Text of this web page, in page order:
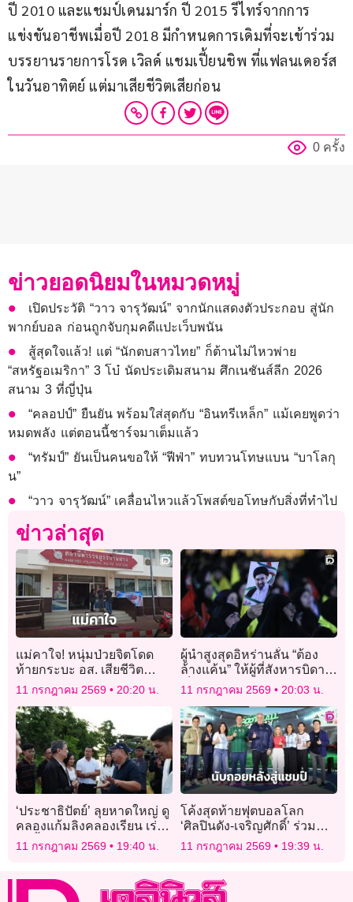
ปี 2010 และแชมป์เดนมาร์ก ปี 2015 รีไทร์จากการ
แข่งขันอาชีพเมื่อปี 2018 มีกำหนดการเดิมที่จะเข้าร่วม
บรรยานรายการโรด เวิลด์ แชมเปี้ยนชิพ ที่แฟลนเดอร์ส
ในวันอาทิตย์ แต่มาเสียชีวิตเสียก่อน
0 ครั้ง
ข่าวยอดนิยมในหมวดหมู่
เปิดประวัติ “วาว จารุวัฒน์” จากนักแสดงตัวประกอบ สู่นัก
พากย์บอล ก่อนถูกจับกุมคดีแปะเว็บพนัน
สู้สุดใจแล้ว! แต่ “นักตบสาวไทย” ก็ต้านไม่ไหวพ่าย
“สหรัฐอเมริกา” 3 โบ๋ นัดประเดิมสนาม ศึกเนชันส์ลีก 2026
สนาม 3 ที่ญี่ปุ่น
“คลอปป์” ยืนยัน พร้อมใส่สุดกับ “อินทรีเหล็ก” แม้เคยพูดว่า
หมดพลัง แต่ตอนนี้ชาร์จมาเต็มแล้ว
“ทรัมป์” ยันเป็นคนขอให้ “ฟีฟ่า” ทบทวนโทษแบน “บาโลกุ
น”
“วาว จารุวัฒน์” เคลื่อนไหวแล้วโพสต์ขอโทษกับสิ่งที่ทำไป
ข่าวล่าสุด
แม่คาใจ! หนุ่มป่วยจิตโดด
ท้ายกระบะ อส. เสียชีวิต
ขณะพาไปบำบัด ปลัดแจง
เหตุสุดวิสัย
11 กรกฎาคม 2569 20:20 น.
ผู้นำสูงสุดอิหร่านลั่น “ต้อง
ล้างแค้น” ให้ผู้ที่สังหารบิดา ชี้
เป็น “ความต้องการของ
ประชาชน”
11 กรกฎาคม 2569 20:03 น.
‘ประชาธิปัตย์’ ลุยหาดใหญ่ ดู
คลองแก้มลิงคลองเรียน เร่ง
ผันน้ำก่อนท่วม
11 กรกฎาคม 2569 19:40 น.
โค้งสุดท้ายฟุตบอลโลก
‘ศิลปินดัง-เจริญศักดิ์’ ร่วม
งานคึกคัก
11 กรกฎาคม 2569 19:39 น.